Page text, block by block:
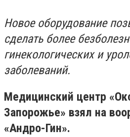
Новое оборудование
сделать более
гинекологических и
заболеваний.
Медицинский центр
Запорожье» взял на
«Андро-Гин».